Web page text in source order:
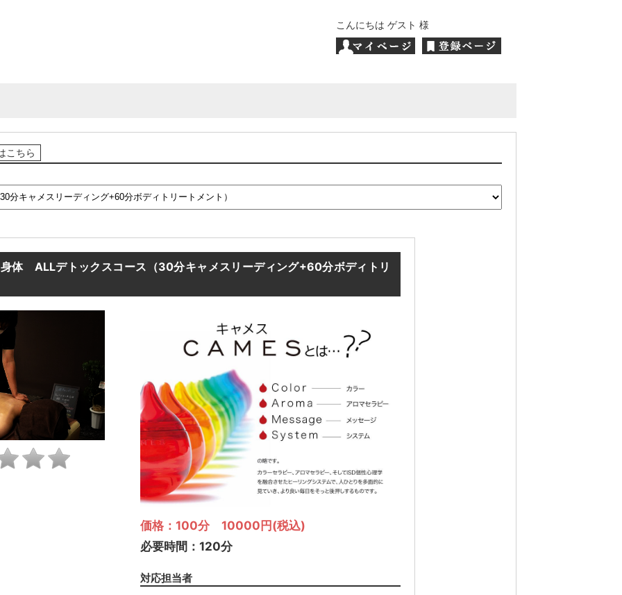
こんにちは ゲスト 様
こちら
体 ALLデトックスコース（30分キャメスリーディング+60分ボディトリ
価格：100分 10000円(税込)
必要時間：120分
対応担当者